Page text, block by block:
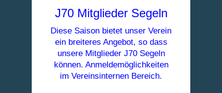
J70 Mitglieder Segeln
Diese Saison bietet unser Verein
ein breiteres Angebot, so dass
unsere Mitglieder J70 Segeln
können. Anmeldemöglichkeiten
im Vereinsinternen Bereich.